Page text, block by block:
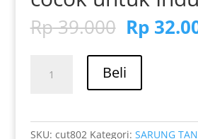
Rp39.000 Harga
aslinya
adalah:
Rp
Rp
Beli
SKU: cut802 Kategori: SARUNG